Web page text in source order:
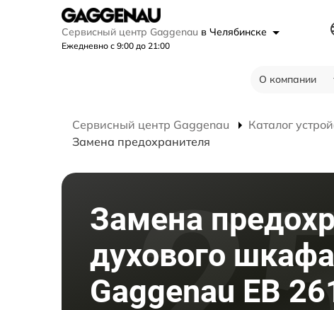
Сервисный центр Gaggenau в Челябинске
Ежедневно с 9:00 до 21:00
О компании
Сервисный центр Gaggenau Каталог
Замена предохранителя
Замена
духового шкафа
Gaggenau EB